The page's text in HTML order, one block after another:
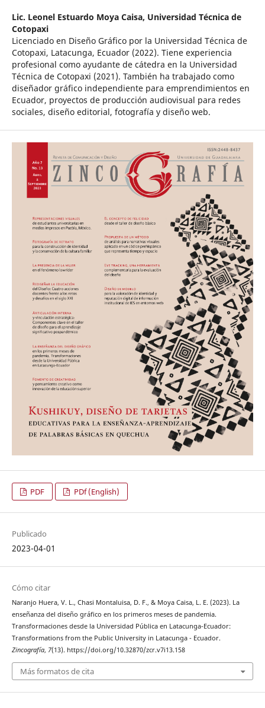
Lic. Leonel Estuardo Moya Caisa, Universidad Técnica de
Cotopaxi
Licenciado en Diseño Gráfico por la Universidad Técnica de
Cotopaxi, Latacunga, Ecuador (2022). Tiene experiencia
profesional como ayudante de cátedra en la Universidad
Técnica de Cotopaxi (2021). También ha trabajado como
diseñador gráfico independiente para emprendimientos en
Ecuador, proyectos de producción audiovisual para redes
sociales, diseño editorial, fotografía y diseño web.
PDF PDf (English)
Publicado
2023-04-01
Cómo citar
Naranjo Huera, V. L., Chasi Montaluisa, D. F., & Moya Caisa, L. E. (2023). La
enseñanza del diseño gráfico en los primeros meses de pandemia.
Transformaciones desde la Universidad Pública en Latacunga-Ecuador:
Transformations from the Public University in Latacunga - Ecuador.
Zincografía, 7(13). https://doi.org/10.32870/zcr.v7i13.158
Más formatos de cita